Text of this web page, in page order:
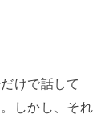
けで話して
しかし、それ